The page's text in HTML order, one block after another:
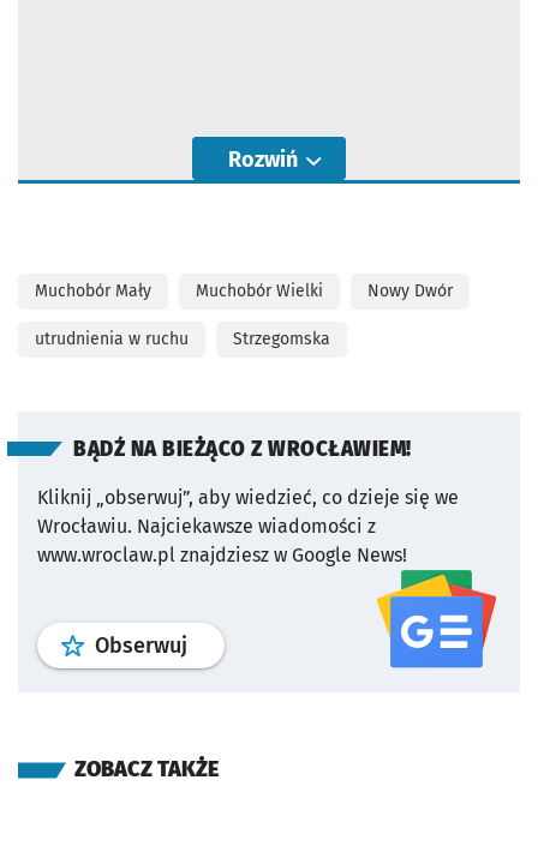
Rozwiń
Muchobór Mały Muchobór Wielki Nowy Dwór
utrudnienia w ruchu Strzegomska
BĄDŹ NA BIEŻĄCO Z WROCŁAWIEM!
Kliknij „obserwuj”, aby wiedzieć, co dzieje się we
Wrocławiu. Najciekawsze wiadomości z
www.wroclaw.pl znajdziesz w Google News!
Obserwuj profil serwisu
ZOBACZ TAKŻE